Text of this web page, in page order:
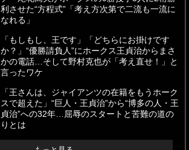
利させた“方程式”「考え方次第で二流も一流に
なれる」
「もしもし、王です」「どちらにお掛けです
か？」“優勝請負人”にホークス王貞治からまさ
かの電話…そして野村克也が「考え直せ！」と
言ったワケ
「王さんは、ジャイアンツの在籍をもうホーク
スで超えた」“巨人・王貞治”から“博多の人・王
貞治”への32年…屈辱のスタートと苦難の道の
りとは